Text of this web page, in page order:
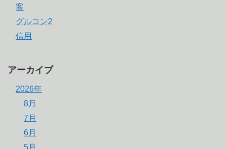
客
グルコン2
信用
アーカイブ
2026年
8月
7月
6月